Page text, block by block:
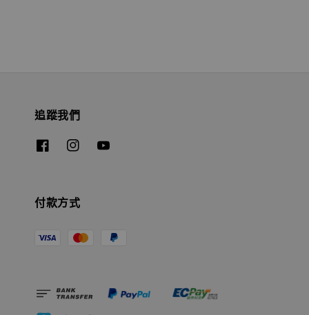
追蹤我們
付款方式